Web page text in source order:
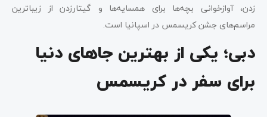
زدن، آوازخوانی بچه‌ها برای همسایه‌ها و گیتارزدن از زیباترین
مراسم‌های جشن کریسمس در اسپانیا است.
دبی؛ یکی از بهترین جاهای دنیا
برای سفر در کریسمس